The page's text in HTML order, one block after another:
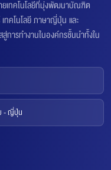
ยเทคโนโลยีที่มุ่งพัฒนาบัณฑิต
คโนโลยี ภาษาญี่ปุ่น และ
การทำงานในองค์กรชั้นนำทั้งใน
- ญี่ปุ่น